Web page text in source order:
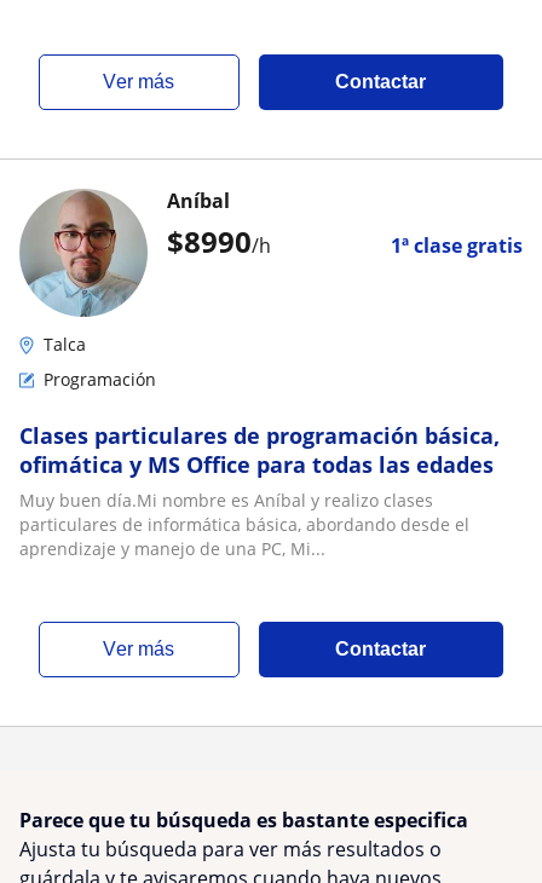
ver más Contactar
$8990/h 1ª clase gratis
Aníbal
Talca
Programación
Clases particulares de programación básica,
ofimática y MS Office para todas las edades
Muy buen día.Mi nombre es Aníbal y realizo clases
particulares de informática básica, abordando desde el
aprendizaje y manejo de una PC, Mi...
ver más Contactar
Parece que tu búsqueda es bastante especifica
Ajusta tu búsqueda para ver más resultados o